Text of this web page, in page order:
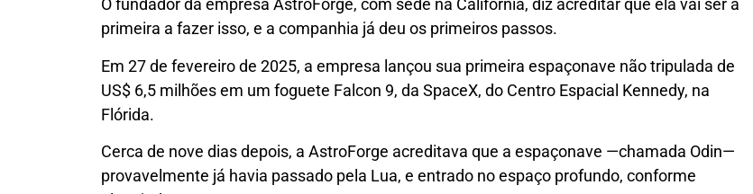
O fundador da empresa AstroForge, com sede na Califórnia, diz acreditar que ela vai ser a
primeira a fazer isso, e a companhia já deu os primeiros passos.
Em 27 de fevereiro de 2025, a empresa lançou sua primeira espaçonave não tripulada de
US$ 6,5 milhões em um foguete Falcon 9, da SpaceX, do Centro Espacial Kennedy, na
Flórida.
Cerca de nove dias depois, a AstroForge acreditava que a espaçonave —chamada Odin—
provavelmente já havia passado pela Lua, e entrado no espaço profundo, conforme